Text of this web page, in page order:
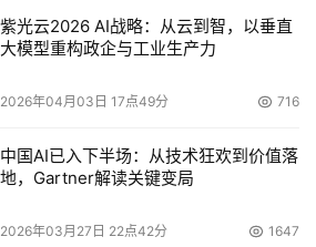
国务院关于支持山东深化新旧动能转
发展的意见部署安排,大力支持建设
,将秉承科研与产业化并重的原则,大
博弈的关键基础和必争领域。超算也
紫光云2026 AI战略：从云到智，以垂直
大模型重构政企与工业生产力
2026年04月03日 17点49分 716
中国AI已入下半场：从技术狂欢到价值落
地，Gartner解读关键变局
2026年03月27日 22点42分 1647